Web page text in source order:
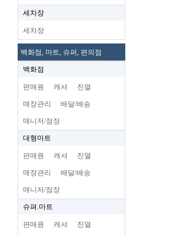
세차장
세차장
백화점, 마트, 슈퍼, 편의점
백화점
편매원 캐셔 진열
매장관리 배달/배송
매니저/점장
대형마트
판매원 캐셔 진열
매장관리 배달/배송
매니저/점장
슈펴.마트
판매원 캐셔 진열